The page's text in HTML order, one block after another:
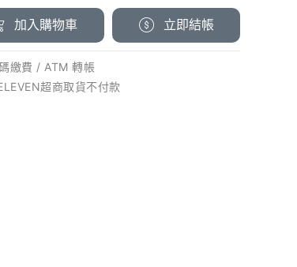
加入購物車 立即結帳
繳費 / ATM 轉帳
超商取貨不付款